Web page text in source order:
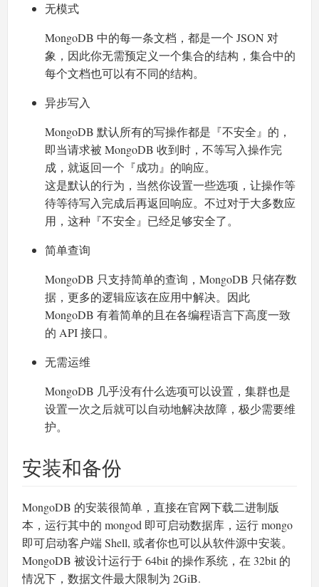
无模式
MongoDB 中的每一条文档，都是一个 JSON 对
象，因此你无需预定义一个集合的结构，集合中的
每个文档也可以有不同的结构。
异步写入
MongoDB 默认所有的写操作都是『不安全』的，
即当请求被 MongoDB 收到时，不等写入操作完
成，就返回一个『成功』的响应。
这是默认的行为，当然你设置一些选项，让操作等
待等待写入完成后再返回响应。不过对于大多数应
用，这种『不安全』已经足够安全了。
简单查询
MongoDB 只支持简单的查询，MongoDB 只储存数
据，更多的逻辑应该在应用中解决。因此
MongoDB 有着简单的且在各编程语言下高度一致
的 API 接口。
无需运维
MongoDB 几乎没有什么选项可以设置，集群也是
设置一次之后就可以自动地解决故障，极少需要维
护。
安装和备份
MongoDB 的安装很简单，直接在官网下载二进制版
本，运行其中的 mongod 即可启动数据库，运行 mongo
即可启动客户端 Shell, 或者你也可以从软件源中安装。
MongoDB 被设计运行于 64bit 的操作系统，在 32bit 的
情况下，数据文件最大限制为 2GiB.